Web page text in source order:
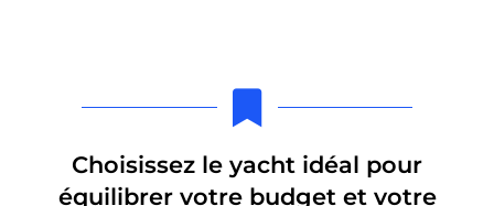
Choisissez le yacht idéal pour
équilibrer votre budget et votre